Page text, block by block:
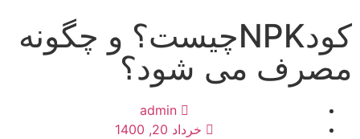
کودNPKچیست؟ و چگونه
مصرف می شود؟
admin
خرداد 20, 1400